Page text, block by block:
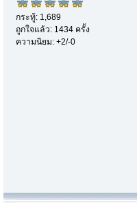
กระทู้: 1,689
ถูกใจแล้ว: 1434 ครั้ง
ความนิยม: +2/-0